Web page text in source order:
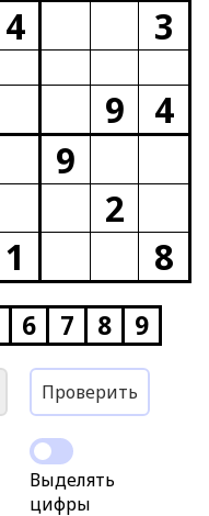
4
3
9
4
9
2
1 8
6 7 8 9
Проверить
Выделять
цифры